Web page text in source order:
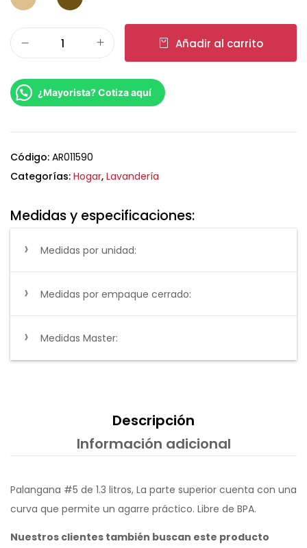
Añadir al carrito
¿Mayorista? Cotiza aquí
Código: AR011590
Categorías: Hogar, Lavandería
Medidas y especificaciones:
Medidas por unidad:
Medidas por empaque cerrado:
Medidas Master:
Descripción
Información adicional
Palangana #5 de 1.3 litros, La parte superior cuenta con una
curva que permite un agarre práctico. Libre de BPA.
Nuestros clientes también buscan este producto